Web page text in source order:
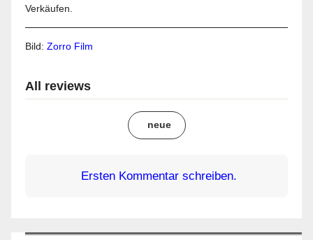
Verkäufen.
Bild:Zorro Film
All reviews
neue
Ersten Kommentar schreiben.